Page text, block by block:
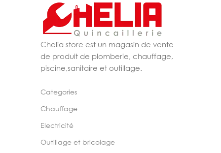
Chelia store est un magasin de vente
de produit de plomberie, chauffage,
piscine,sanitaire et outillage.
Categories
Chauffage
Electricité
Outillage et bricolage